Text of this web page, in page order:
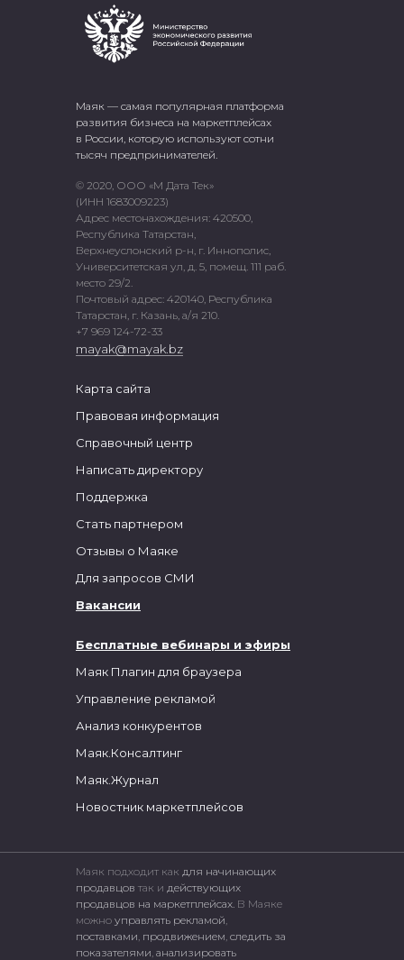
Маяк — самая популярная платформа
развития бизнеса на маркетплейсах
в России, которую используют сотни
тысяч предпринимателей.
© 2020, ООО «М Дата Тек»
(ИНН 1683009223)
Адрес местонахождения: 420500,
Республика Татарстан,
Верхнеуслонский р-н, г. Иннополис,
Университетская ул, д. 5, помещ. 111 раб.
место 29/2.
Почтовый адрес: 420140, Республика
Татарстан, г. Казань, а/я 210.
+7 969 124-72-33
mayak@mayak.bz
Бесплатные вебинары и эфиры
Маяк Плагин для браузера
Управление рекламой
Анализ конкурентов
Маяк.Консалтинг
Маяк.Журнал
Новостник маркетплейсов
Карта сайта
Правовая информация
Справочный центр
Написать директору
Поддержка
Стать партнером
Отзывы о Маяке
Для запросов СМИ
Вакансии
Маяк подходит как для начинающих
продавцов так и действующих
продавцов на маркетплейсах. В Маяке
можно управлять рекламой
поставками продвижением следить за
показателями анализировать